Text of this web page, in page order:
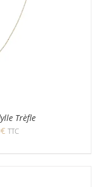
Trèfle
€ TTC